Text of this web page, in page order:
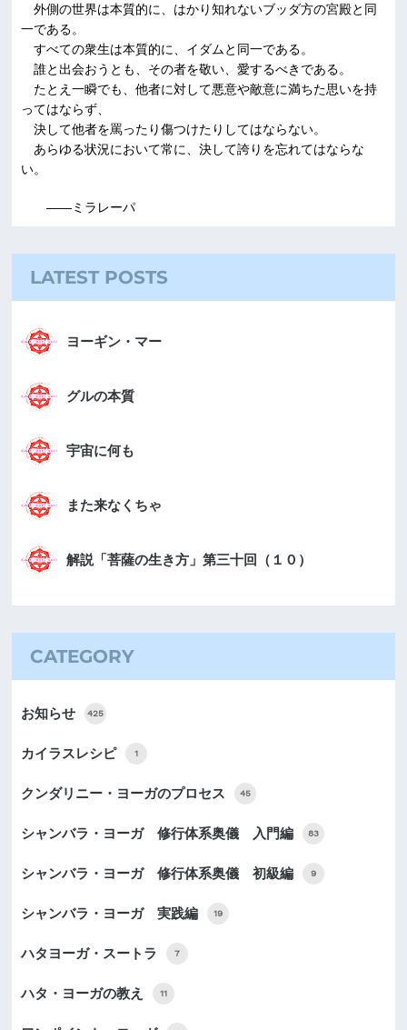
外側の世界は本質的に、はかり知れないブッダ方の宮殿と同
一である。
すべての衆生は本質的に、イダムと同一である。
誰と出会おうとも、その者を敬い、愛するべきである。
たとえ一瞬でも、他者に対して悪意や敵意に満ちた思いを持
ってはならず、
決して他者を罵ったり傷つけたりしてはならない。
あらゆる状況において常に、決して誇りを忘れてはならな
い。
――ミラレーパ
LATEST POSTS
ヨーギン・マー
グルの本質
宇宙に何も
また来なくちゃ
解説「菩薩の生き方」第三十回（１０）
CATEGORY
お知らせ 425
カイラスレシピ 1
クンダリニー・ヨーガのプロセス 45
シャンバラ・ヨーガ 修行体系奥儀 入門編 83
シャンバラ・ヨーガ 修行体系奥儀 初級編 9
シャンバラ・ヨーガ 実践編 19
ハタヨーガ・スートラ 7
ハタ・ヨーガの教え 11